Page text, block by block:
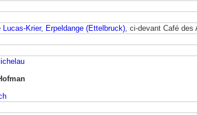
Lucas-Krier, Erpeldange (Ettelbruck) , ci-devant Café des